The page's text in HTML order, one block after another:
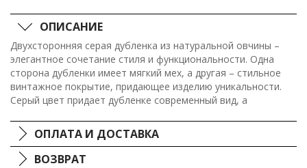
ОПИСАНИЕ
Двухсторонняя серая дубленка из натуральной овчины –
элегантное сочетание стиля и функциональности. Одна
сторона дубленки имеет мягкий мех, а другая – стильное
винтажное покрытие, придающее изделию уникальности.
Серый цвет придает дубленке современный вид, а
дополнением к разным образам в холодное время года.
ОПЛАТА И ДОСТАВКА
ВОЗВРАТ